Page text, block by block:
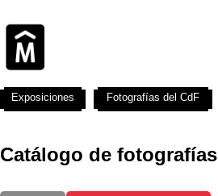
Catálogo de fotografías
Exposiciones Fotografías del CdF